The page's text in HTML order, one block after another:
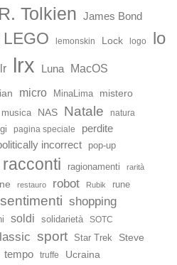
Tolkien James Bond
LEGO lemonskin Lock logo
lo
lr lrx Luna MacOS
micro MinaLima mistero
musica NAS Natale natura
pagina speciale perdite
incorrect pop-up
racconti ragionamenti rarità
restauro robot Rubik
rune
sentimenti shopping
soldi solidarietà SOTC
sport Star Trek
Steve
tempo truffe Ucraina